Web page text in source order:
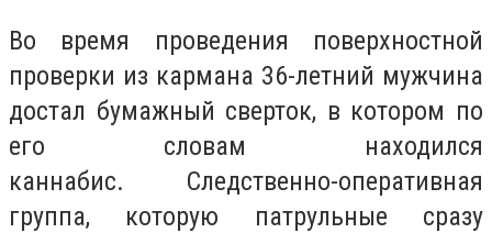
Во время проведения поверхностной
проверки из кармана 36-летний мужчина
достал бумажный сверток, в котором по
его словам находился
каннабис. Следственно-оперативная
группа, которую патрульные сразу